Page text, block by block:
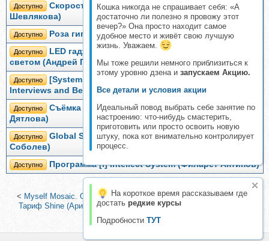
Кошка никогда не спрашивает себя: «А
достаточно ли полезно я провожу этот
вечер?» Она просто находит самое
удобное место и живёт свою лучшую
жизнь. Уважаем.
Мы тоже решили немного приблизиться к
этому уровню дзена и запускаем Акцию.
Все детали и условия акции
Идеальный повод выбрать себе занятие по
настроению: что-нибудь смастерить,
приготовить или просто освоить новую
штуку, пока кот внимательно контролирует
процесс.
На короткое время рассказываем где
достать редкие курсы
Подробности ТУТ
Доступно
Скоростное LED-наpащивание (Юлия
Шевлякова)
Доступно Роза гигант LED (Ольга Ольнева)
Доступно
LED гаджеты: фототерапия красным и ИК
светом (Андрей Гострый)
Доступно
[System Design Thinking] System Design for
Interviews and Beyond (Mikhail Smarshchok)
Доступно
Съёмка с LED панелью и фотофонарем (Полина
Дятлова)
Доступно
Global System. Тариф «Результат +» (Виталий
Соболев)
Доступно Программа [i] Intellect System (Филарет Антипов)
< Myself Mosaic. Онлайн-курс по укладкам и макияжу для себя.
Тариф Shine (Арина Шарина)|Скорость ламинирование ресниц
(Катя Калинка)>